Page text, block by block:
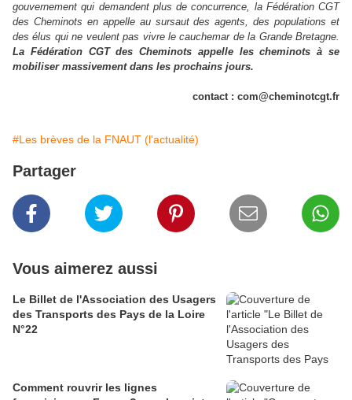
gouvernement qui demandent plus de concurrence, la Fédération CGT
des Cheminots en appelle au sursaut des agents, des populations et
des élus qui ne veulent pas vivre le cauchemar de la Grande Bretagne.
La Fédération CGT des Cheminots appelle les cheminots à se
mobiliser massivement dans les prochains jours.
contact : com@cheminotcgt.fr
#Les brèves de la FNAUT (l'actualité)
Partager
Vous aimerez aussi
Le Billet de l'Association des Usagers
des Transports des Pays de la Loire
N°22
Comment rouvrir les lignes